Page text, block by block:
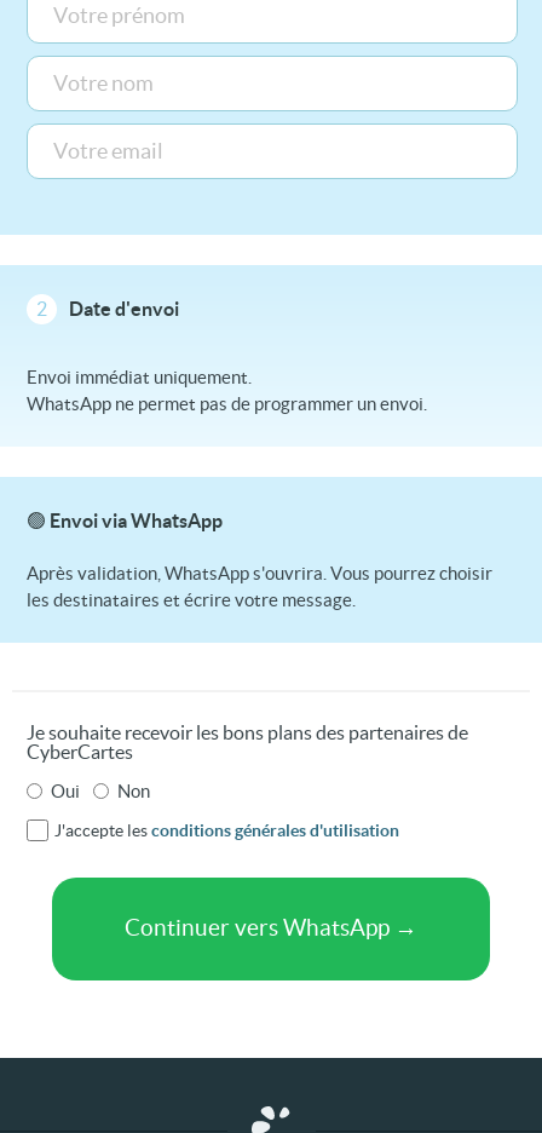
2 Date d'envoi
Envoi immédiat uniquement.
WhatsApp ne permet pas de programmer un envoi.
🟢 Envoi via WhatsApp
Après validation, WhatsApp s'ouvrira. Vous pourrez choisir
les destinataires et écrire votre message.
Je souhaite recevoir les bons plans des partenaires de
CyberCartes
Oui Non
J'accepte lesconditions générales d'utilisation